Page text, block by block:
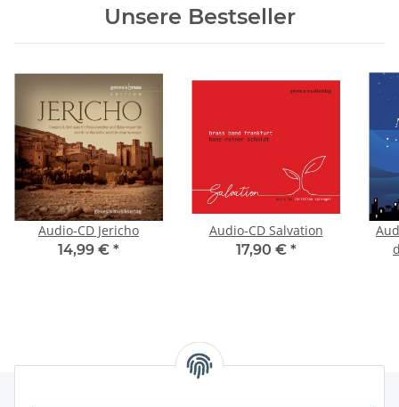
Unsere Bestseller
Audio-CD Jericho
14,99 € *
Audio-CD Salvation
17,90 € *